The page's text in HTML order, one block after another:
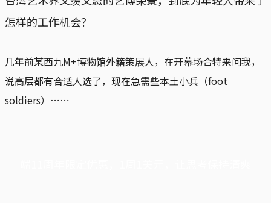
怎样的工作机会？
几年前某西九M+博物馆外籍策展人，在开幕场合特来问我，
说高层都有合适人选了，现在急需些本土小兵（foot
soldiers）⋯⋯